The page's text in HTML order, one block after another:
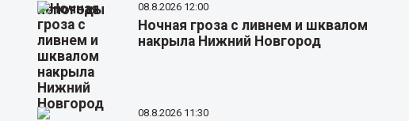
08.8.2026 12:00
Ночная гроза с ливнем и шквалом
накрыла Нижний Новгород
08.8.2026 11:30